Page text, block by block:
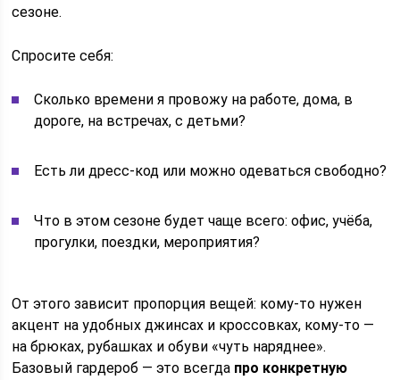
сезоне.
Спросите себя:
Сколько времени я провожу на работе, дома, в
дороге, на встречах, с детьми?
Есть ли дресс‑код или можно одеваться свободно?
Что в этом сезоне будет чаще всего: офис, учёба,
прогулки, поездки, мероприятия?
От этого зависит пропорция вещей: кому‑то нужен
акцент на удобных джинсах и кроссовках, кому‑то —
на брюках, рубашках и обуви «чуть наряднее».
Базовый гардероб — это всегда про конкретную